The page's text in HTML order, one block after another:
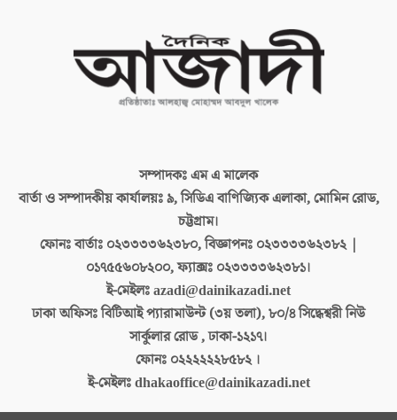
সম্পাদকঃএম এ মালেক
বার্তা ও সম্পাদকীয় কার্যালয়ঃ৯, সিডিএ বাণিজ্যিক এলাকা, মোমিন রোড,
চট্টগ্রাম।
ফোনঃ বার্তাঃ ০২৩৩৩৩৬২৩৮০, বিজ্ঞাপনঃ ০২৩৩৩৩৬২৩৮২ |
০১৭৫৫৬০৮২০০, ফ্যাক্সঃ ০২৩৩৩৩৬২৩৮১।
ই-মেইলঃazadi@dainikazadi.net
ঢাকা অফিসঃবিটিআই প্যারামাউন্ট (৩য় তলা), ৮০/৪ সিদ্ধেশ্বরী নিউ
সার্কুলার রোড , ঢাকা-১২১৭।
ফোনঃ ০২২২২২২৮৫৮২ ।
ই-মেইলঃdhakaoffice@dainikazadi.net